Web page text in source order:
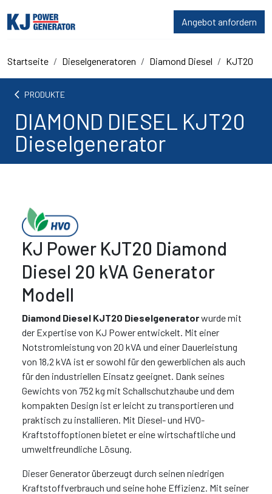
Angebot anfordern
Startseite Dieselgeneratoren Diamond Diesel KJT20
arrow_back_ios PRODUKTE
DIAMOND DIESEL KJT20
Dieselgenerator
KJ Power KJT20 Diamond
Diesel 20 kVA Generator
Modell
Diamond Diesel KJT20 Dieselgeneratorwurde mit
der Expertise von KJ Power entwickelt. Mit einer
Notstromleistung von 20 kVA und einer Dauerleistung
von 18,2 kVA ist er sowohl für den gewerblichen als auch
für den industriellen Einsatz geeignet. Dank seines
Gewichts von 752 kg mit Schallschutzhaube und dem
kompakten Design ist er leicht zu transportieren und
praktisch zu installieren. Mit Diesel- und HVO-
Kraftstoffoptionen bietet er eine wirtschaftliche und
umweltfreundliche Lösung.
Dieser Generator überzeugt durch seinen niedrigen
Kraftstoffverbrauch und seine hohe Effizienz. Mit seiner